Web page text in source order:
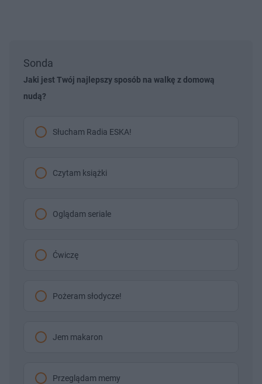
Sonda
Jaki jest Twój najlepszy sposób na walkę z domową
nudą?
Słucham Radia ESKA!
Czytam książki
Oglądam seriale
Ćwiczę
Pożeram słodycze!
Jem makaron
Przeglądam memy